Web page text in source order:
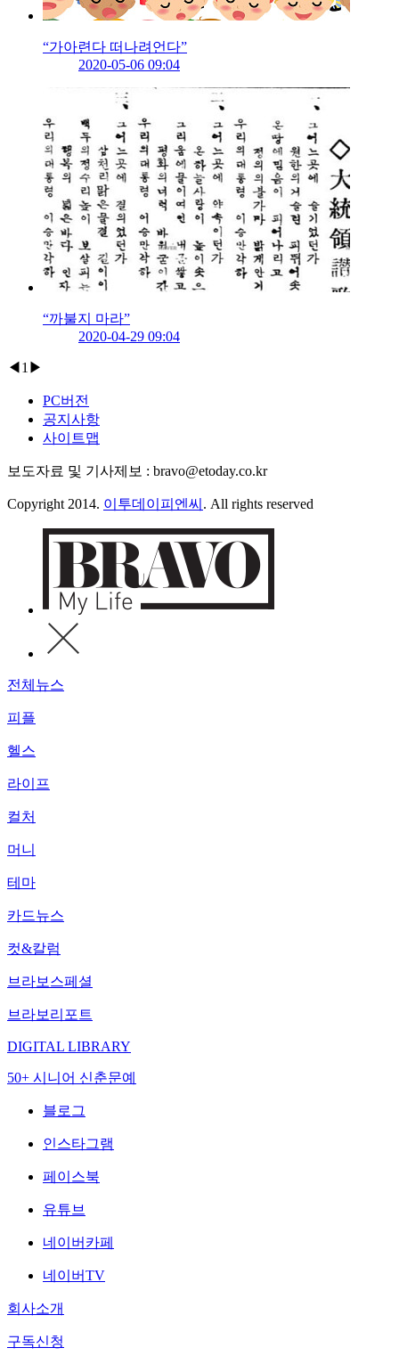
“가아련다 떠나려언다”
2020-05-06 09:04
“까불지 마라”
2020-04-29 09:04
◀ 1 ▶
PC버전
공지사항
사이트맵
보도자료 및 기사제보 : bravo@etoday.co.kr
Copyright 2014. 이투데이피엔씨 . All rights reserved
전체뉴스
피플
헬스
라이프
컬처
머니
테마
카드뉴스
컷&칼럼
브라보스페셜
브라보리포트
DIGITAL LIBRARY
50+ 시니어 신춘문예
블로그
인스타그램
페이스북
유튜브
네이버카페
네이버TV
회사소개
구독신청